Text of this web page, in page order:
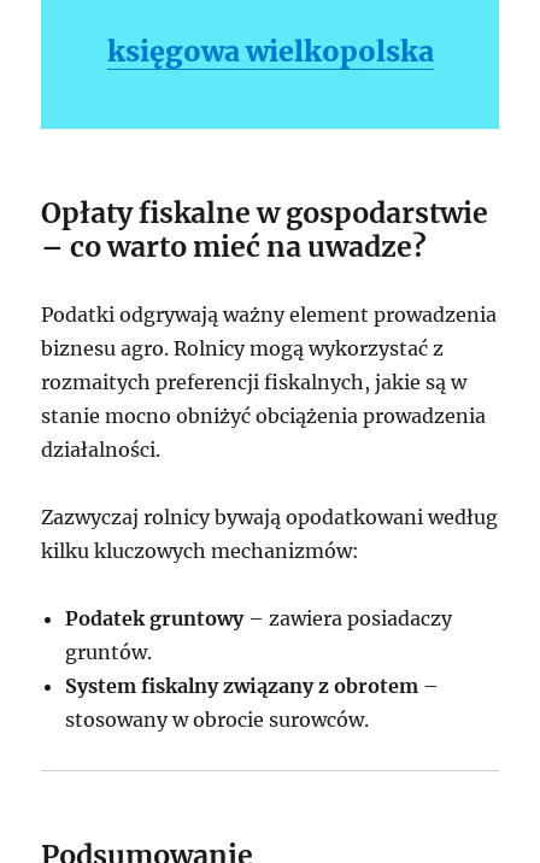
księgowa wielkopolska
Opłaty fiskalne w gospodarstwie
– co warto mieć na uwadze?
Podatki odgrywają ważny element prowadzenia
biznesu agro. Rolnicy mogą wykorzystać z
rozmaitych preferencji fiskalnych, jakie są w
stanie mocno obniżyć obciążenia prowadzenia
działalności.
Zazwyczaj rolnicy bywają opodatkowani według
kilku kluczowych mechanizmów:
Podatek gruntowy– zawiera posiadaczy
gruntów.
System fiskalny związany z obrotem –
stosowany w obrocie surowców.
Podsumowanie